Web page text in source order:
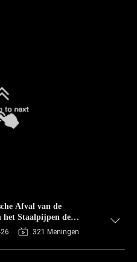
Afval van de
het Staalpijpen de
321 Meningen